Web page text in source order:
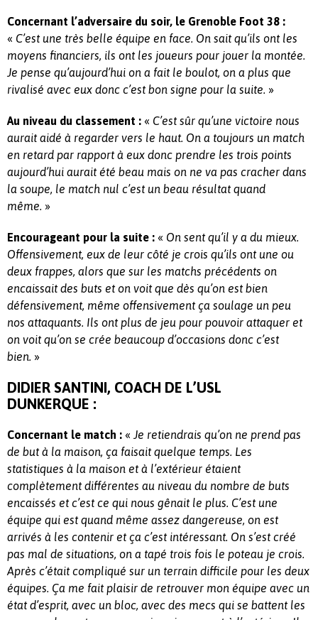
Concernant l’adversaire du soir, le Grenoble Foot 38 :
« C’est une très belle équipe en face. On sait qu’ils ont les
moyens financiers, ils ont les joueurs pour jouer la montée.
Je pense qu’aujourd’hui on a fait le boulot, on a plus que
rivalisé avec eux donc c’est bon signe pour la suite. »
Au niveau du classement : « C’est sûr qu’une victoire nous
aurait aidé à regarder vers le haut. On a toujours un match
en retard par rapport à eux donc prendre les trois points
aujourd’hui aurait été beau mais on ne va pas cracher dans
la soupe, le match nul c’est un beau résultat quand
même. »
Encourageant pour la suite : « On sent qu’il y a du mieux.
Offensivement, eux de leur côté je crois qu’ils ont une ou
deux frappes, alors que sur les matchs précédents on
encaissait des buts et on voit que dès qu’on est bien
défensivement, même offensivement ça soulage un peu
nos attaquants. Ils ont plus de jeu pour pouvoir attaquer et
on voit qu’on se crée beaucoup d’occasions donc c’est
bien. »
DIDIER SANTINI, COACH DE L’USL
DUNKERQUE :
Concernant le match : « Je retiendrais qu’on ne prend pas
de but à la maison, ça faisait quelque temps. Les
statistiques à la maison et à l’extérieur étaient
complètement différentes au niveau du nombre de buts
encaissés et c’est ce qui nous gênait le plus. C’est une
équipe qui est quand même assez dangereuse, on est
arrivés à les contenir et ça c’est intéressant. On s’est créé
pas mal de situations, on a tapé trois fois le poteau je crois.
Après c’était compliqué sur un terrain difficile pour les deux
équipes. Ça me fait plaisir de retrouver mon équipe avec un
état d’esprit, avec un bloc, avec des mecs qui se battent les